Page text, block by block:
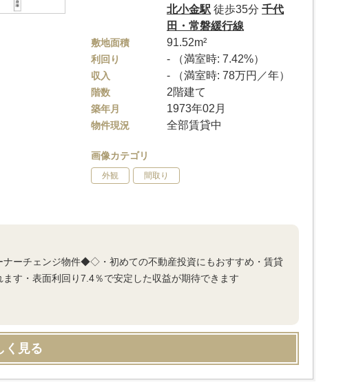
北小金駅 徒歩35分千代
田・常磐緩行線
敷地面積 91.52m²
利回り - （満室時: 7.42%）
収入 - （満室時: 78万円／年）
階数 2階建て
築年月 1973年02月
物件現況 全部賃貸中
画像カテゴリ
外観 間取り
ーチェンジ物件◆◇・初めての不動産投資にもおすすめ・賃貸
す・表面利回り7.4％で安定した収益が期待できます
く見る